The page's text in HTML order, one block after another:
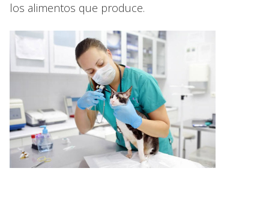
los alimentos que produce.